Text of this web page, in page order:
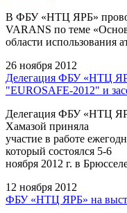
В ФБУ «НТЦ ЯРБ»
VARANS по теме
области использования
26 ноября 2012
Делегация ФБУ «НТЦ
"EUROSAFE-2012" и
Делегация ФБУ «НТЦ
Хамазой приняла
участие в работе
который состоялся 5-6
ноября 2012 г. в
12 ноября 2012
ФБУ «НТЦ ЯРБ» на